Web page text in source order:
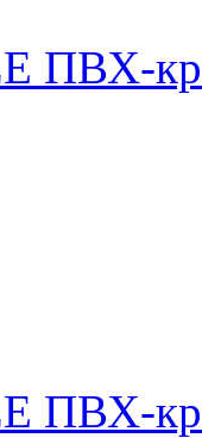
ПВХ-
ПВХ-